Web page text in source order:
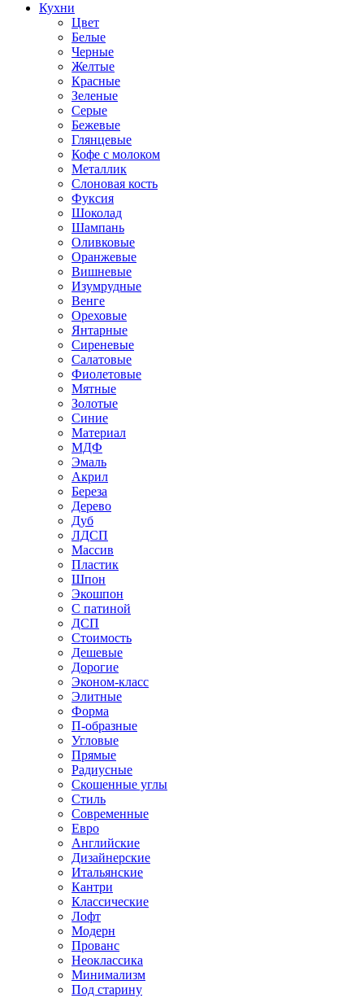
Кухни
Цвет
Белые
Черные
Желтые
Красные
Зеленые
Серые
Бежевые
Глянцевые
Кофе с молоком
Металлик
Слоновая кость
Фуксия
Шоколад
Шампань
Оливковые
Оранжевые
Вишневые
Изумрудные
Венге
Ореховые
Янтарные
Сиреневые
Салатовые
Фиолетовые
Мятные
Золотые
Синие
Материал
МДФ
Эмаль
Акрил
Береза
Дерево
Дуб
ЛДСП
Массив
Пластик
Шпон
Экошпон
С патиной
ДСП
Стоимость
Дешевые
Дорогие
Эконом-класс
Элитные
Форма
П-образные
Угловые
Прямые
Радиусные
Скошенные углы
Стиль
Современные
Евро
Английские
Дизайнерские
Итальянские
Кантри
Классические
Лофт
Модерн
Прованс
Неоклассика
Минимализм
Под старину